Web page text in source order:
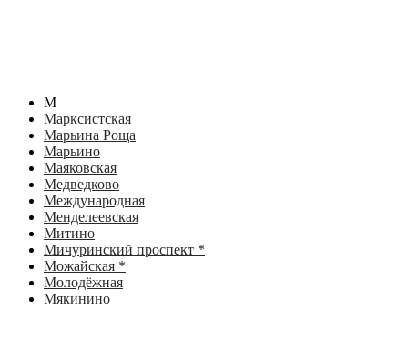
М
Марксистская
Марьина Роща
Марьино
Маяковская
Медведково
Международная
Менделеевская
Митино
Мичуринский проспект *
Можайская *
Молодёжная
Мякинино